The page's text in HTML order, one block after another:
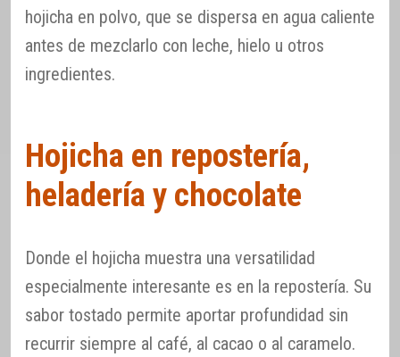
hojicha en polvo, que se dispersa en agua caliente
antes de mezclarlo con leche, hielo u otros
ingredientes.
Hojicha en repostería,
heladería y chocolate
Donde el hojicha muestra una versatilidad
especialmente interesante es en la repostería. Su
sabor tostado permite aportar profundidad sin
recurrir siempre al café, al cacao o al caramelo.